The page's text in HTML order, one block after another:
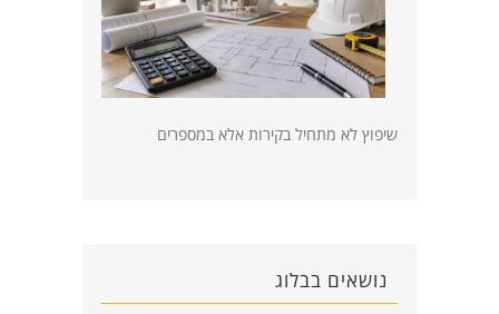
שיפוץ לא מתחיל בקירות אלא במספרים
נושאים בבלוג